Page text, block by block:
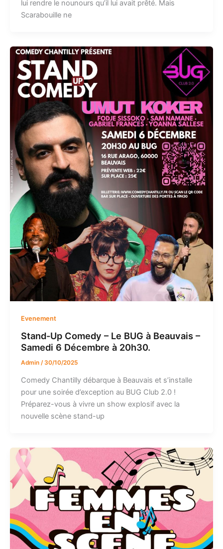
lui rendre le nounours qu’il lui avait prêté. Mais
Scarabouille ne
Evenement
Stand-Up Comedy – Le BUG à Beauvais –
Samedi 6 Décembre à 20h30.
Admin / 30/10/2025
Comedy Chantilly débarque à Beauvais et s’installe
pour une soirée d’exception au BUG Club 2.0 !
Préparez-vous à vivre un show explosif avec la
nouvelle scène stand-up